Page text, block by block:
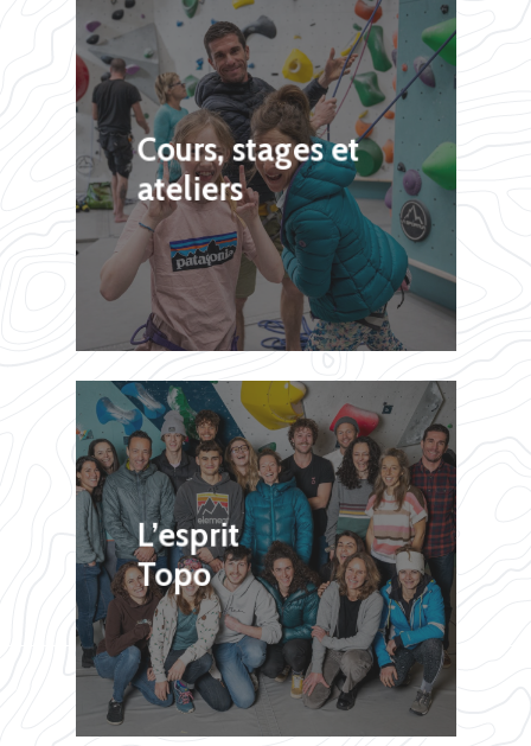
Cours, stages et
ateliers
L’esprit
Topo